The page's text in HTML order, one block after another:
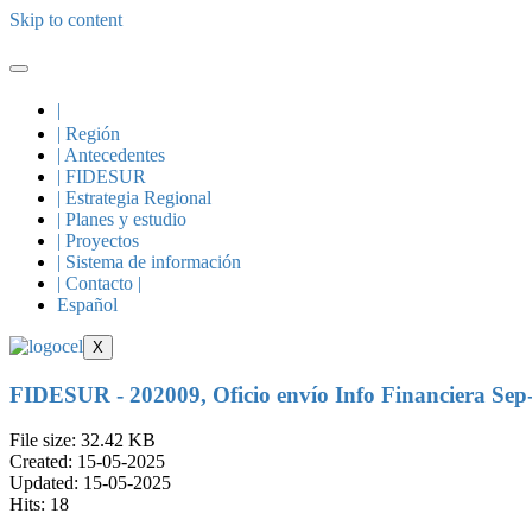
Skip to content
|
| Región
| Antecedentes
| FIDESUR
| Estrategia Regional
| Planes y estudio
| Proyectos
| Sistema de información
| Contacto |
Español
X
FIDESUR - 202009, Oficio envío Info Financiera
File size: 32.42 KB
Created: 15-05-2025
Updated: 15-05-2025
Hits: 18